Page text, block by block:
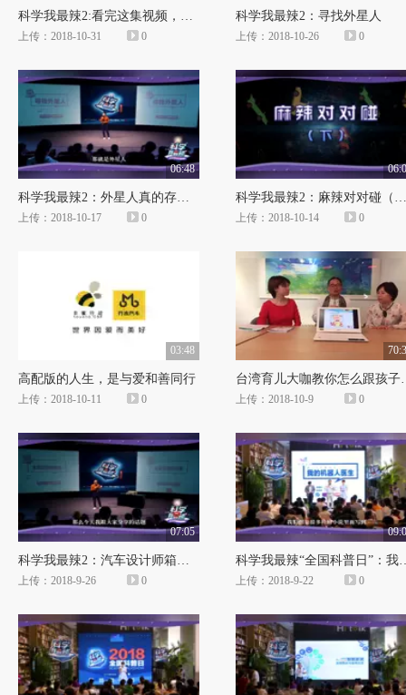
科学我最辣2:看完这集视频，你会比昨天更博学
上传：2018-10-31 0
科学我最辣2：寻找外星人
上传：2018-10-26 0
06:48
科学我最辣2：外星人真的存在吗
上传：2018-10-17 0
科学我最辣2：麻辣对对碰（下）
上传：2018-10-14 0
03:48
高配版的人生，是与爱和善同行
上传：2018-10-11 0
台湾育
上传：2018-10-9 0
07:05
科学我最辣2：汽车设计师箱子里的秘密
上传：2018-9-26 0
科学我最辣“全
上传：2018-9-22 0